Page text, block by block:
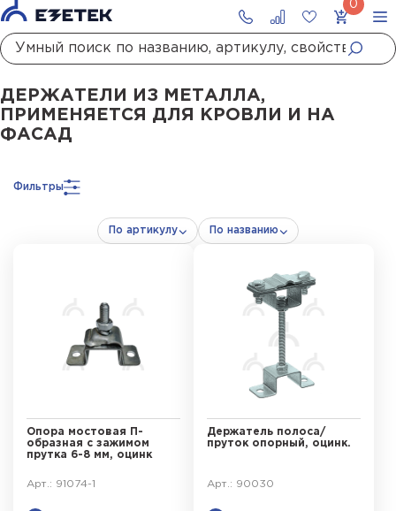
ГлавнаяКаталог МолниезащитаДержатели молниезащитыДержатели
ДЕРЖАТЕЛИ ИЗ МЕТАЛЛА,
ПРИМЕНЯЕТСЯ ДЛЯ КРОВЛИ И НА
ФАСАД
Фильтры
По артикулу По названию
Опора мостовая П-
образная с зажимом
прутка 6-8 мм, оцинк
Арт.: 91074-1
Держатель полоса/
пруток опорный, оцинк.
Арт.: 90030